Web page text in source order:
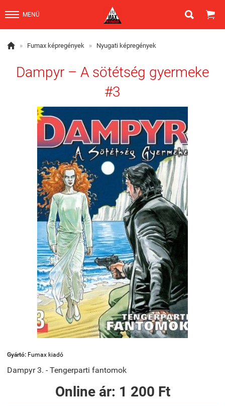
MENÜ  
 » Fumax képregények » Nyugati képregények
Dampyr – A sötétség gyermeke
#3
Gyártó: Fumax kiadó
Dampyr 3. - Tengerparti fantomok
Online ár: 1 200 Ft